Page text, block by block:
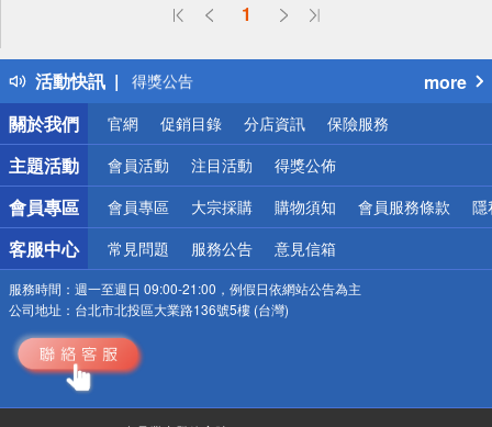
1
活動快訊
偏遠地區配送
得獎公告
熱門話題
銀行優惠
偏遠地區配送
詐騙網頁！請小心！
more
關於我們
官網 促銷目錄 分店資訊 保險服務
主題活動 會員活動 注目活動 得獎公佈
會員專區 會員專區 大宗採購 購物須知 會員服務條款 隱
客服中心 常見問題 服務公告 意見信箱
服務時間： 週一至週日 09:00-21:00，例假日依網站公告為主
公司地址： 台北市北投區大業路136號5樓 (台灣)